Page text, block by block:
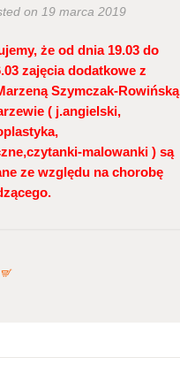
on 19 marca 2019
że od dnia 19.03 do
zajęcia dodatkowe z
Szymczak-Rowińską
( j.angielski,
malowanki ) są
ze względu na chorobę